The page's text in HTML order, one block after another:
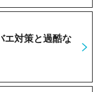
エ対策と過酷な